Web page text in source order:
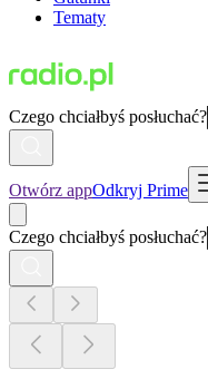
Tematy
Czego chciałbyś posłuchać?
Otwórz appOdkryj Prime
Czego chciałbyś posłuchać?